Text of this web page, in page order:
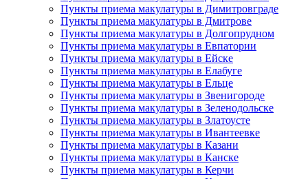
Пункты приема макулатуры в Димитровграде
Пункты приема макулатуры в Дмитрове
Пункты приема макулатуры в Долгопрудном
Пункты приема макулатуры в Евпатории
Пункты приема макулатуры в Ейске
Пункты приема макулатуры в Елабуге
Пункты приема макулатуры в Ельце
Пункты приема макулатуры в Звенигороде
Пункты приема макулатуры в Зеленодольске
Пункты приема макулатуры в Златоусте
Пункты приема макулатуры в Ивантеевке
Пункты приема макулатуры в Казани
Пункты приема макулатуры в Канске
Пункты приема макулатуры в Керчи